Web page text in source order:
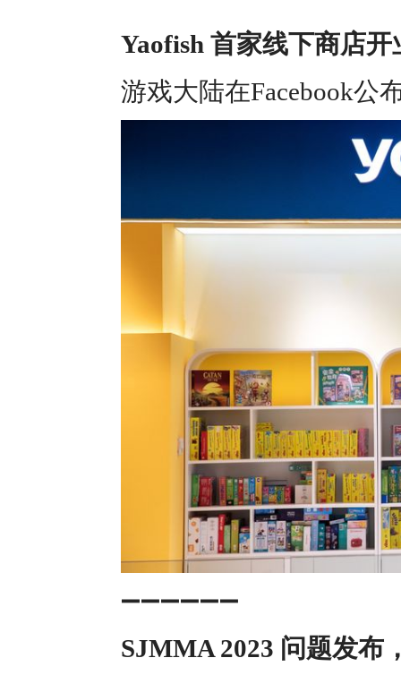
Yaofish 首家线下商店开
游戏大陆在Facebook公
➖➖➖➖➖➖
SJMMA 2023 问题发布